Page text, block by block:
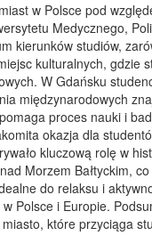
w Polsce pod
Medycznego,
kierunków studiów,
kulturalnych,
W Gdańsku
międzynarodowych
proces nauki i
okazja dla
kluczową rolę w
Morzem Bałtyckim,
do relaksu i
Polsce i Europie.
które przyciąga